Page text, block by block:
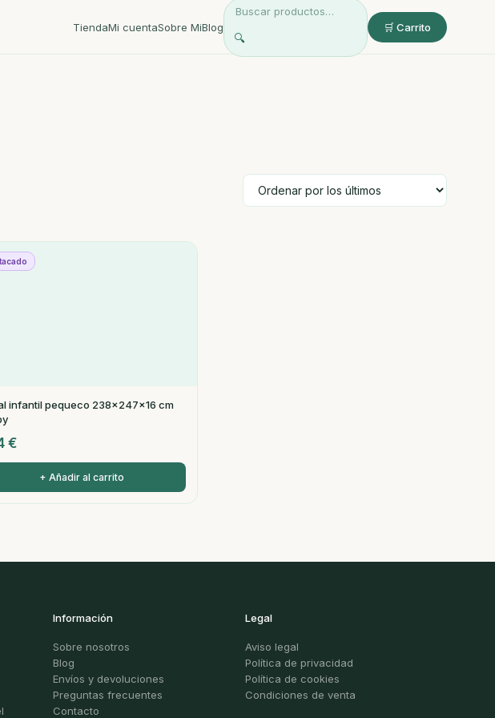
TiendaMi cuentaSobre MiBlog
🔍
🛒 Carrito
infantil pequeсo 238x247x16 cm
€
+ Añadir al carrito
Información
Sobre nosotros
Blog
Envíos y devoluciones
Preguntas frecuentes
Contacto
Legal
Aviso legal
Política de privacidad
Política de cookies
Condiciones de venta